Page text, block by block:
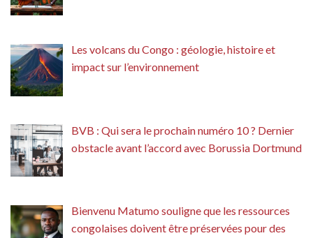
Les volcans du Congo : géologie, histoire et
impact sur l’environnement
BVB : Qui sera le prochain numéro 10 ? Dernier
obstacle avant l’accord avec Borussia Dortmund
Bienvenu Matumo souligne que les ressources
congolaises doivent être préservées pour des